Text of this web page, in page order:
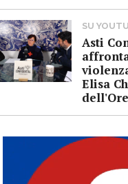
SU
Asti
Elisa